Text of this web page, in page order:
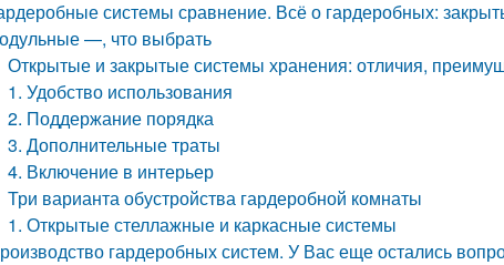
системы сравнение. Всё о гардеробных:
—, что выбрать
Открытые и закрытые системы хранения: отличия,
1. Удобство использования
2. Поддержание порядка
3. Дополнительные траты
4. Включение в интерьер
Три варианта обустройства гардеробной комнаты
1. Открытые стеллажные и каркасные системы
гардеробных систем. У Вас еще остались